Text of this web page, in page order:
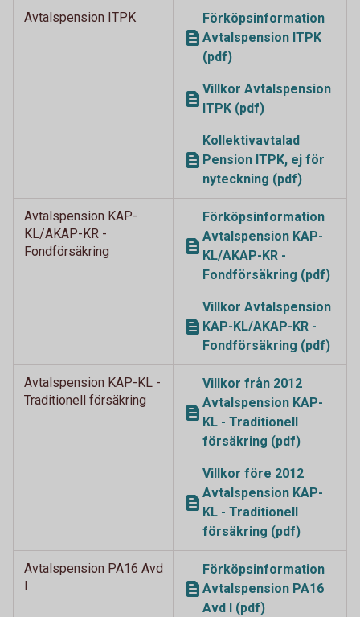
Avtalspension ITPK
Förköpsinformation
Avtalspension ITPK
(pdf)
Villkor Avtalspension
ITPK (pdf)
Kollektivavtalad
Pension ITPK, ej för
nyteckning (pdf)
Avtalspension KAP-
KL/AKAP-KR -
Fondförsäkring
Förköpsinformation
Avtalspension KAP-
KL/AKAP-KR -
Fondförsäkring (pdf)
Villkor Avtalspension
KAP-KL/AKAP-KR -
Fondförsäkring (pdf)
Avtalspension KAP-KL -
Traditionell försäkring
Villkor från 2012
Avtalspension KAP-
KL - Traditionell
försäkring (pdf)
Villkor före 2012
Avtalspension KAP-
KL - Traditionell
försäkring (pdf)
Avtalspension PA16 Avd
I
Förköpsinformation
Avtalspension PA16
Avd I (pdf)